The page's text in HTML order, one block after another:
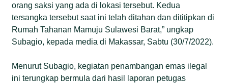
orang saksi yang ada di lokasi tersebut. Kedua
tersangka tersebut saat ini telah ditahan dan dititipkan di
Rumah Tahanan Mamuju Sulawesi Barat,” ungkap
Subagio, kepada media di Makassar, Sabtu (30/7/2022).
Menurut Subagio, kegiatan penambangan emas ilegal
ini terungkap bermula dari hasil laporan petugas